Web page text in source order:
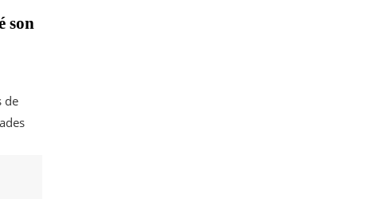
son
de